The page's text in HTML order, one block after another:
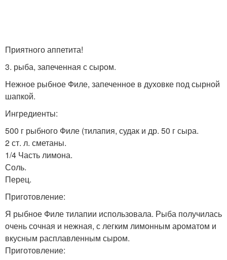
Приятного аппетита!
3. рыба, запеченная с сыром.
Нежное рыбное Филе, запеченное в духовке под сырной
шапкой.
Ингредиенты:
500 г рыбного Филе (тилапия, судак и др. 50 г сыра.
2 ст. л. сметаны.
1/4 Часть лимона.
Соль.
Перец.
Приготовление:
Я рыбное Филе тилапии использовала. Рыба получилась
очень сочная и нежная, с легким лимонным ароматом и
вкусным расплавленным сыром.
Приготовление: